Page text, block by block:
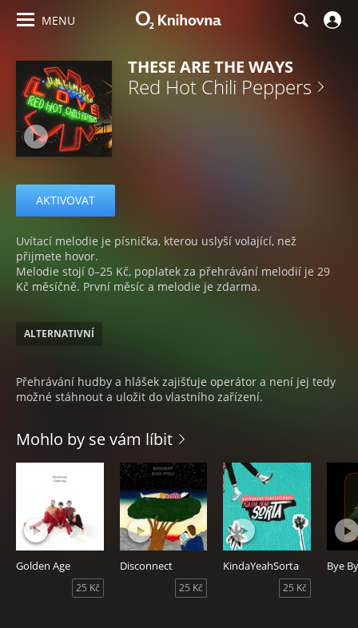
MENU
THESE ARE THE WAYS
Red Hot Chili Peppers
AKTIVOVAT
Uvítací melodie je písnička, kterou uslyší volající, než
přijmete hovor.
Melodie stojí 0–25 Kč, poplatek za přehrávání melodií je 29
Kč měsíčně. První měsíc a melodie je zdarma.
ALTERNATIVNÍ
Přehrávání hudby a hlášek zajišťuje operátor a není jej tedy
možné stáhnout a uložit do vlastního zařízení.
Mohlo by se vám líbit
Golden Age
25 Kč
Disconnect
25 Kč
KindaYeahSorta
25 Kč